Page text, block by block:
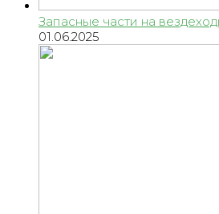
Запасные части на
01.06.2025